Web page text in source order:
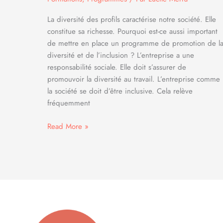
La diversité des profils caractérise notre société. Elle
constitue sa richesse. Pourquoi est-ce aussi important
de mettre en place un programme de promotion de la
diversité et de l’inclusion ? L’entreprise a une
responsabilité sociale. Elle doit s’assurer de
promouvoir la diversité au travail. L’entreprise comme
la société se doit d’être inclusive. Cela relève
fréquemment
Promouvoir
inclusive
Read More »